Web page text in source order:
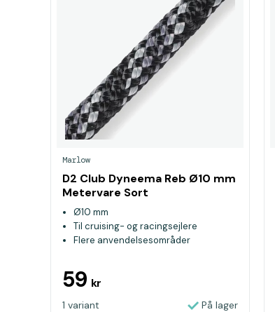
Marlow
D2 Club Dyneema Reb Ø10 mm
Metervare Sort
Ø10 mm
Til cruising- og racingsejlere
Flere anvendelsesområder
59 kr
1 variant På lager